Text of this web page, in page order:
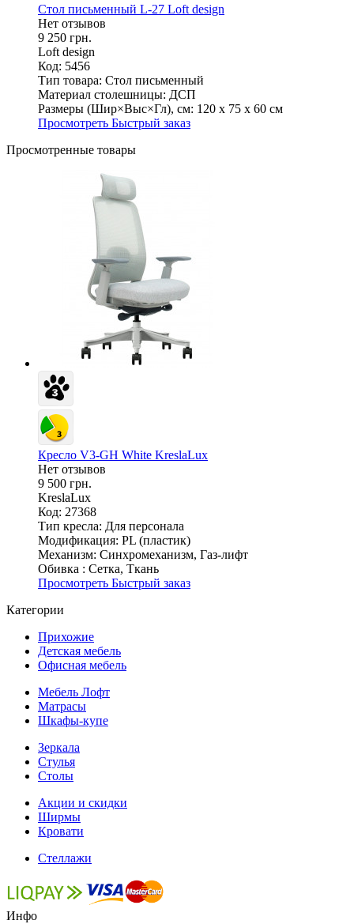
Стол письменный L-27 Loft design
Нет отзывов
9 250 грн.
Loft design
Код: 5456
Тип товара: Стол письменный
Материал столешницы: ДСП
Размеры (Шир×Выс×Гл), см: 120 х 75 х 60 см
Просмотреть Быстрый заказ
Просмотренные товары
Кресло V3-GH White KreslaLux
Нет отзывов
9 500 грн.
KreslaLux
Код: 27368
Тип кресла: Для персонала
Модификация: PL (пластик)
Механизм: Синхромеханизм, Газ-лифт
Обивка : Сетка, Ткань
Просмотреть Быстрый заказ
Категории
Прихожие
Детская мебель
Офисная мебель
Мебель Лофт
Матрасы
Шкафы-купе
Зеркала
Стулья
Столы
Акции и скидки
Ширмы
Кровати
Стеллажи
Инфо